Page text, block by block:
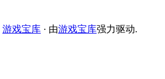
游戏宝库 · 由游戏宝库强力驱动.